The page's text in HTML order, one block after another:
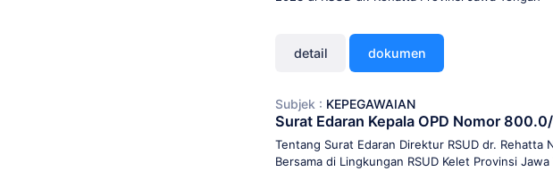
detail dokumen
Subjek : KEPEGAWAIAN
Surat Edaran Kepala OPD Nomor
Tentang Surat Edaran Direktur RSUD dr.
Bersama di Lingkungan RSUD Kelet Provinsi Jawa